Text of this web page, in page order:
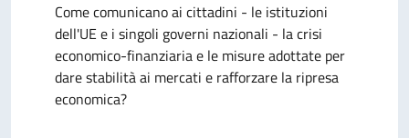
Come comunicano ai cittadini - le istituzioni
dell'UE e i singoli governi nazionali - la crisi
economico-finanziaria e le misure adottate per
dare stabilità ai mercati e rafforzare la ripresa
economica?